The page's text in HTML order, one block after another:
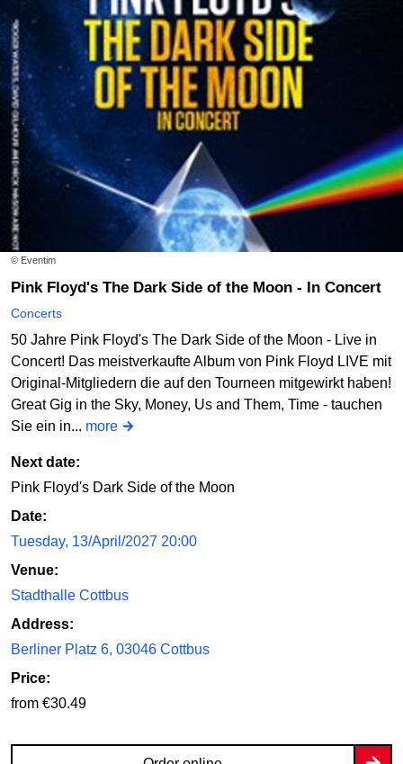
© Eventim
Pink Floyd's The Dark Side of the Moon - In Concert
Concerts
50 Jahre Pink Floyd's The Dark Side of the Moon - Live in
Concert! Das meistverkaufte Album von Pink Floyd LIVE mit
Original-Mitgliedern die auf den Tourneen mitgewirkt haben!
Great Gig in the Sky, Money, Us and Them, Time - tauchen
Sie ein in... more
Next date:
Pink Floyd's Dark Side of the Moon
Date:
Tuesday, 13/April/2027 20:00
Venue:
Stadthalle Cottbus
Address:
Berliner Platz 6, 03046 Cottbus
Price:
from €30.49